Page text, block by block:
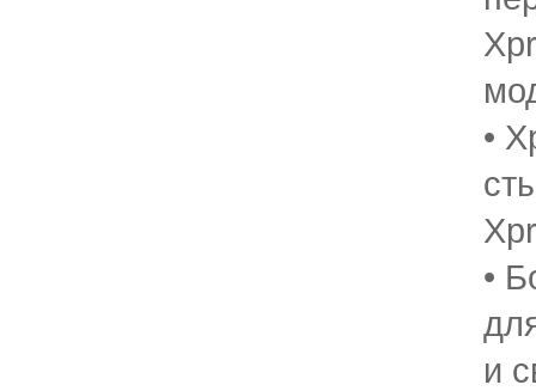
•
•
и